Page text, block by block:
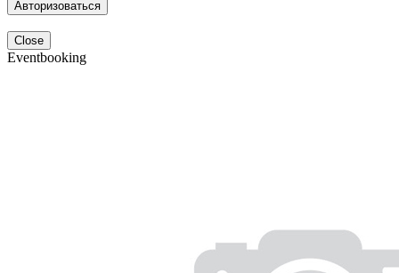
Авторизоваться
Close
Eventbooking